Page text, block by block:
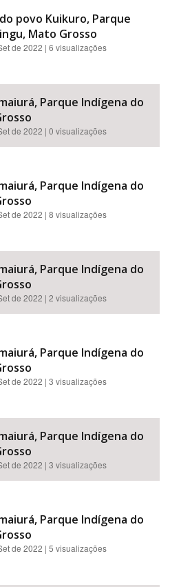
povo Kuikuro, Parque
Mato Grosso
de 2022 | 6 visualizações
Parque Indígena do
de 2022 | 0 visualizações
Parque Indígena do
de 2022 | 8 visualizações
Parque Indígena do
de 2022 | 2 visualizações
Parque Indígena do
de 2022 | 3 visualizações
Parque Indígena do
de 2022 | 3 visualizações
Parque Indígena do
de 2022 | 5 visualizações